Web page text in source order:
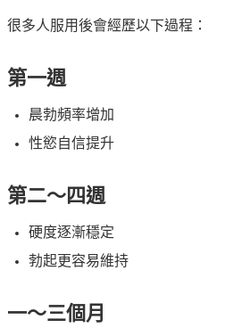
很多人服用後會經歷以下過程：
第一週
晨勃頻率增加
性慾自信提升
第二～四週
硬度逐漸穩定
勃起更容易維持
一～三個月